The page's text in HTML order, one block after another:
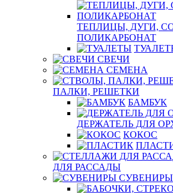
ТЕПЛИЦЫ, ДУГИ,
ПОЛИКАРБОНАТ
СВЕЧИ
СЕМЕНА
ПАЛКИ, РЕШЕТКИ
БАМБУК
ДЕРЖАТЕЛЬ ДЛЯ
КОКОС
ДЛЯ РАССАДЫ
СУВЕНИРЫ